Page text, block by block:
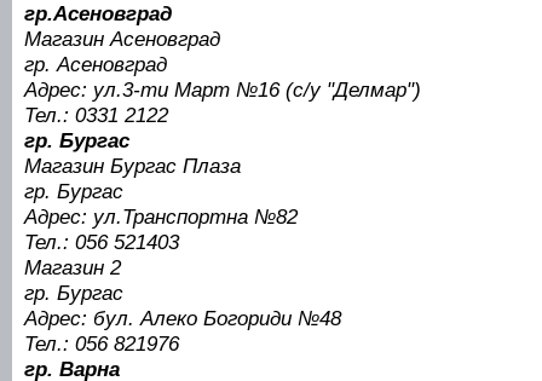
гр.Асеновград
Магазин Асеновград
гр. Асеновград
Адрес: ул.3-ти Март №16 (с/у "Делмар")
Тел.: 0331 2122
гр. Бургас
Магазин Бургас Плаза
гр. Бургас
Адрес: ул.Транспортна №82
Тел.: 056 521403
Магазин 2
гр. Бургас
Адрес: бул. Алеко Богориди №48
Тел.: 056 821976
гр. Варна